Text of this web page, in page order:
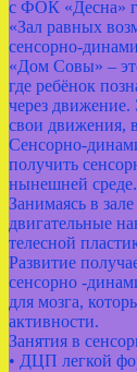
с ФОК «Десна»
«Зал равных
сенсорно-
«Дом Совы» –
где ребёнок
через движение.
свои движения,
Сенсорно-
получить
нынешней среде.
Занимаясь в
двигательные
телесной
Развитие
сенсорно -
для мозга,
активности.
Занятия в
• ДЦП легкой